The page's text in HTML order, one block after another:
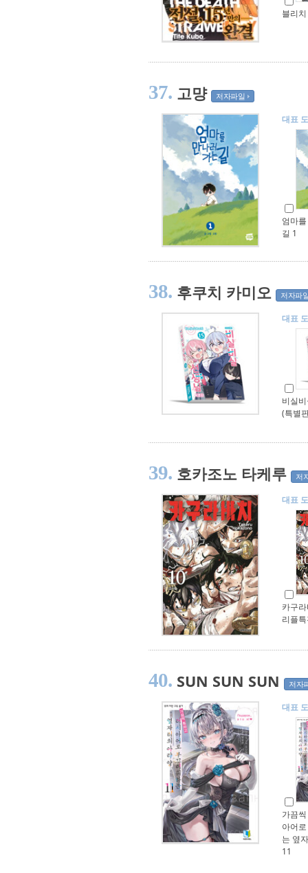
블리
37. 고먕 저자파일
대표
엄마
길 1
38. 후쿠치 카미오 저자파
대표
비실
(특별
39. 호카조노 타케루 저
대표
카구
리플
40. SUN SUN SUN 저자
대표
가끔
아어
는 옆
11